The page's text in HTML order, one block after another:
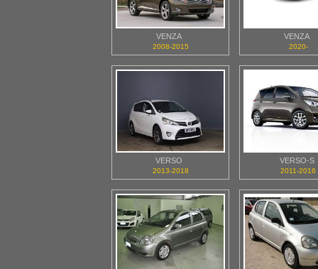
VENZA
2008-2015
VENZA
2020-
VERSO
2013-2018
VERSO-S
2011-2016